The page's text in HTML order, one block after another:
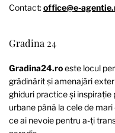
Contact:office@e-
Gradina 24
Gradina24.roeste locul
grădinărit și amenajări
ghiduri practice și inspirație
urbane până la cele de
ce ai nevoie pentru a-ți